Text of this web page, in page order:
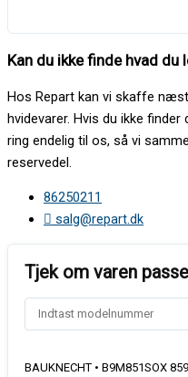
Kan du ikke finde hvad du
Hos Repart kan vi skaffe
hvidevarer. Hvis du ikke
ring endelig til os, så vi
reservedel.
86250211
salg@repart.dk
BAUKNECHT • B9M851SOX